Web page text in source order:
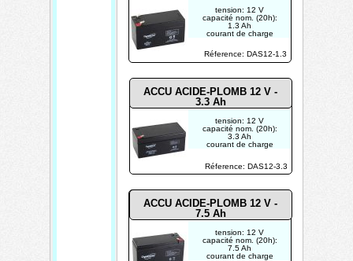
ACCU ACIDE-PLOMB 12 V -
3.3 Ah
ACCU ACIDE-PLOMB 12 V -
7.5 Ah
tension: 12 V
capacité nom. (20h):
3.3 Ah
courant de charge
dimensions: 133.5 x 67
x 67 mm
tension: 12 V
capacité nom. (20h):
7.5 Ah
courant de charge
tension: 12 V
capacité nom. (20h):
1.3 Ah
courant de charge
connexions: E-T1
dimensions: 96.5 x 45 x
59 mm
Réference: DAS12-3.3
Réference: DAS12-1.3